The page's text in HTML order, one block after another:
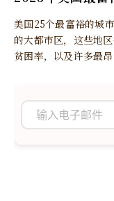
美国25个最富裕的城
的大都市区，这些地
贫困率，以及许多最昂